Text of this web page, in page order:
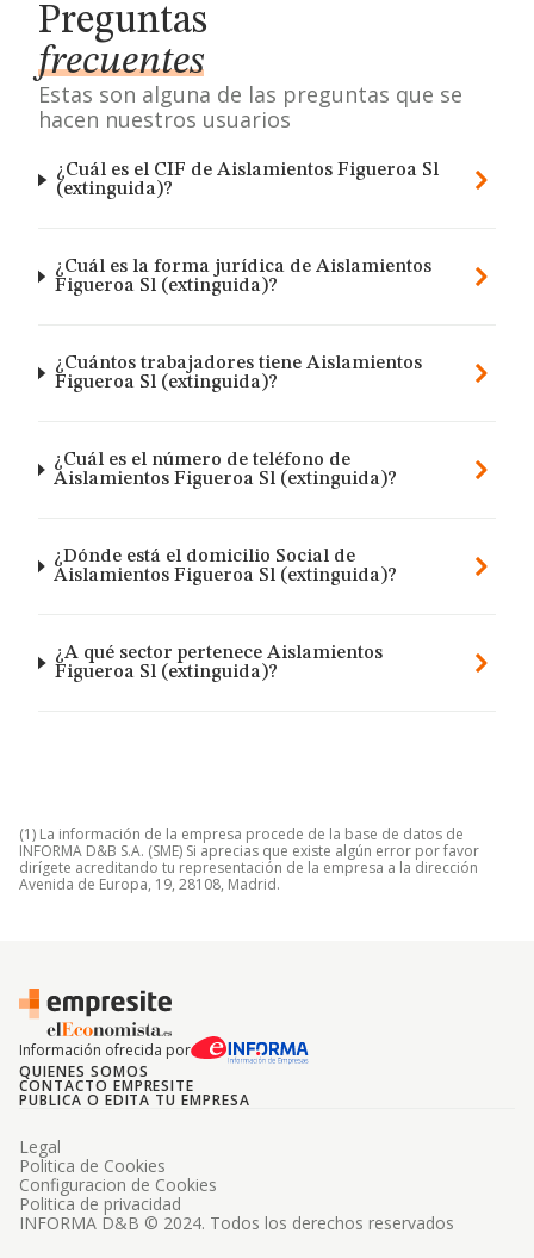
Preguntas
frecuentes
Estas son alguna de las preguntas que se
hacen nuestros usuarios
¿Cuál es el CIF de Aislamientos Figueroa Sl
(extinguida)?
¿Cuál es la forma jurídica de Aislamientos
Figueroa Sl (extinguida)?
¿Cuántos trabajadores tiene Aislamientos
Figueroa Sl (extinguida)?
¿Cuál es el número de teléfono de
Aislamientos Figueroa Sl (extinguida)?
¿Dónde está el domicilio Social de
Aislamientos Figueroa Sl (extinguida)?
¿A qué sector pertenece Aislamientos
Figueroa Sl (extinguida)?
(1) La información de la empresa procede de la base de datos de
INFORMA D&B S.A. (SME) Si aprecias que existe algún error por favor
dirígete acreditando tu representación de la empresa a la dirección
Avenida de Europa, 19, 28108, Madrid.
Información ofrecida por
QUIENES SOMOS
CONTACTO EMPRESITE
PUBLICA O EDITA TU EMPRESA
INFORMA D&B © 2024. Todos los derechos reservados
Legal
Politica de Cookies
Configuracion de Cookies
Politica de privacidad